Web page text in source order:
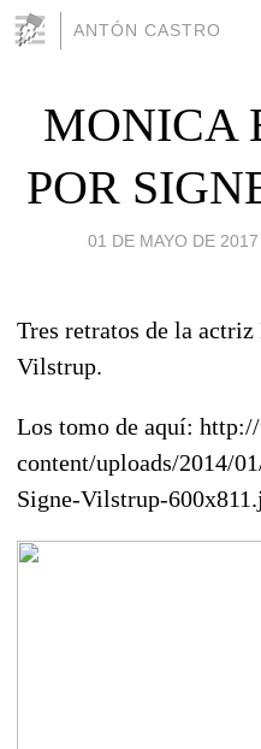
ANTÓN CASTRO
MONICA
POR
01 DE MAYO DE
Tres retratos de la
Vilstrup.
Los tomo de aquí:
content/uploads/2014/
Signe-Vilstrup-